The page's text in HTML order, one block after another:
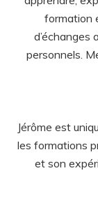
Jérôme est
les formations
et son
Une expérience
rarement eu
de ses
qui rend